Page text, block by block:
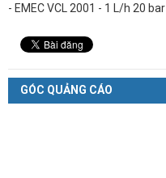
- EMEC VCL 2001 - 1 L/h 20 bar
GÓC QUẢNG CÁO